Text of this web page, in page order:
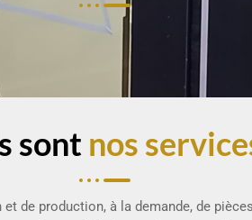
sont nos
de production, à la demande, de